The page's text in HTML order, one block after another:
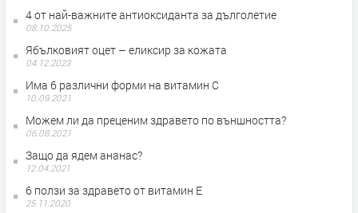
4 от най-важните антиоксиданта за дълголетие
08.10.2025
Ябълковият оцет – еликсир за кожата
04.12.2023
Има 6 различни форми на витамин С
10.09.2021
Можем ли да преценим здравето по външността?
06.08.2021
Защо да ядем ананас?
12.04.2021
6 ползи за здравето от витамин Е
25.11.2020